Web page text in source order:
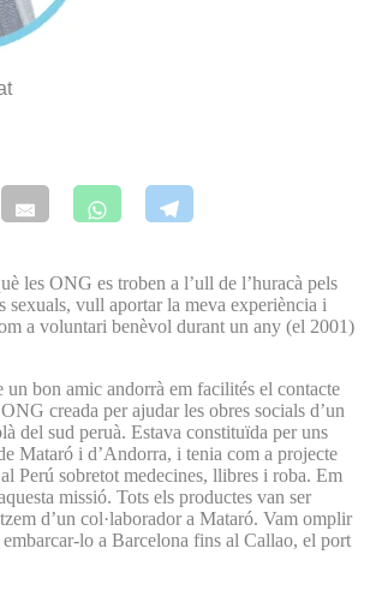
les ONG es troben a l’ull de l’huracà pels
sexuals, vull aportar la meva experiència i
a voluntari benèvol durant un any (el 2001)
un bon amic andorrà em facilités el contacte
creada per ajudar les obres socials d’un
del sud peruà. Estava constituïda per uns
Mataró i d’Andorra, i tenia com a projecte
Perú sobretot medecines, llibres i roba. Em
missió. Tots els productes van ser
d’un col·laborador a Mataró. Vam omplir
lo a Barcelona fins al Callao, el port